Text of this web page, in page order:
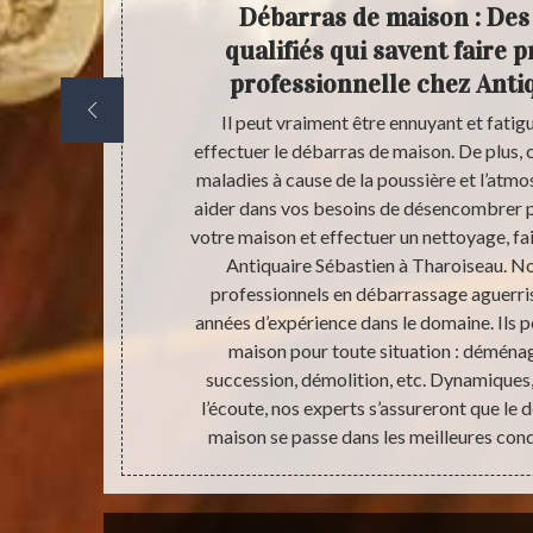
le ferons
payant la
Débarras de maison :
qualifiés qui savent faire
professionnelle chez
Il peut vraiment être ennuyant et
effectuer le débarras de maison. De plus,
maladies à cause de la poussière et
aider dans vos besoins de
votre maison et effectuer un nettoyage,
Antiquaire Sébastien à Tharoiseau.
professionnels en débarrassage
années d’expérience dans le domaine. Ils
maison pour toute situation :
succession, démolition, etc.
l’écoute, nos experts s’assureront que
maison se passe dans les meilleures